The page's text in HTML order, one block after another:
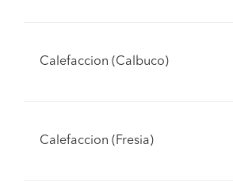
Calefaccion (Calbuco)
Calefaccion (Fresia)